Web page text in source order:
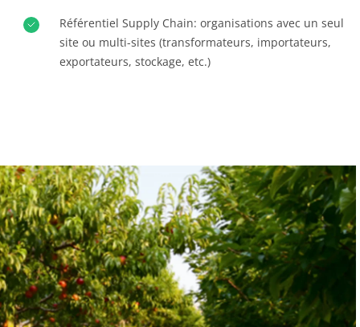
Matériaux durables
Référentiel Supply Chain: organisations avec un seul
site ou multi-sites (transformateurs, importateurs,
exportateurs, stockage, etc.)